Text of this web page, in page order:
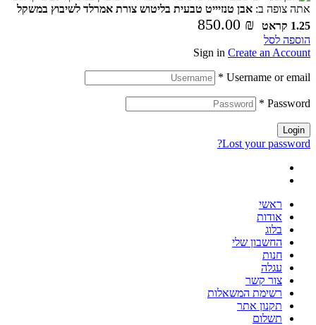
אתה צופה ב: אבן טנזיייט טבעית בליטוש צורת אמרלד לשיבוץ במשקל
1.25 קראט
850.00 ₪
הוספה לסל
Sign in Create an Account
Username or email
*
Password
*
Login
Lost your password?
ראשי
אודות
בלוג
החשבון שלי
חנות
עגלה
צור קשר
רשימת המשאלות
תקנון אתר
תשלום